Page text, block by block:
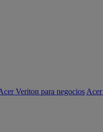
Veriton para negocios